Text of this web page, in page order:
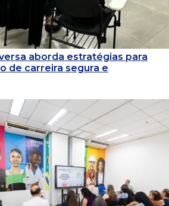
aborda estratégias para
de carreira segura e